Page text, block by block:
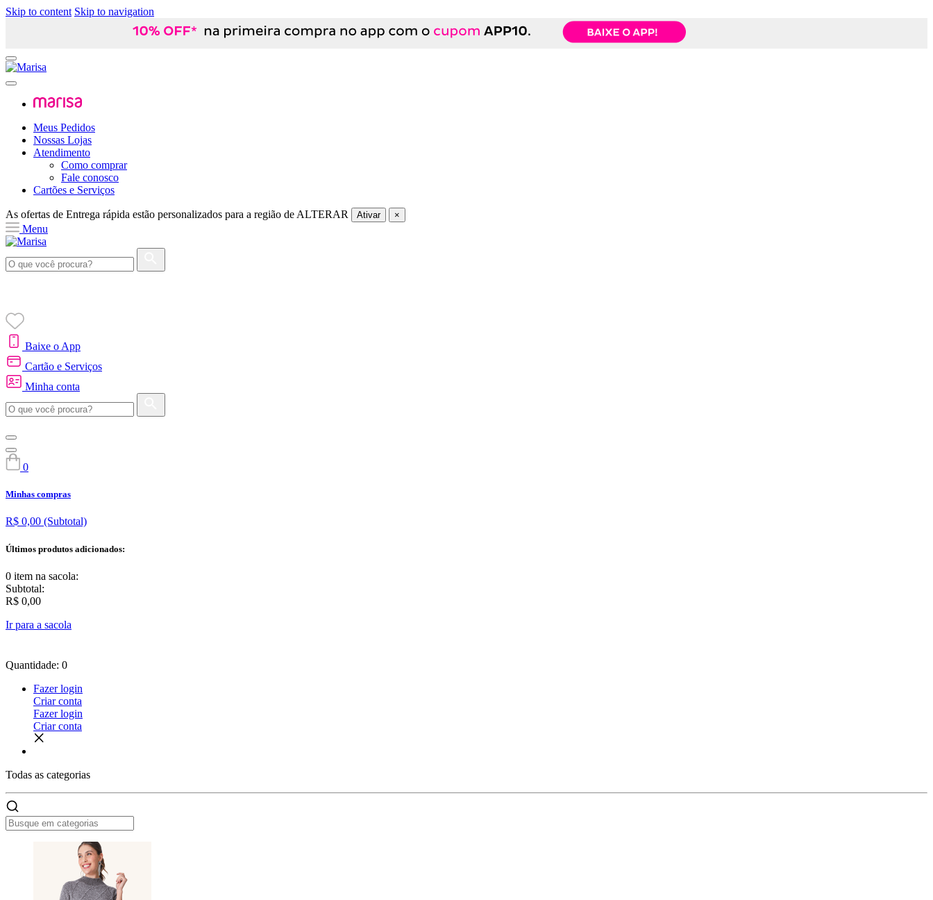
Skip to content Skip to navigation
Meus Pedidos
Nossas Lojas
Atendimento
Como comprar
Fale conosco
Cartões e Serviços
As ofertas de Entrega rápida estão personalizados para a região de ALTERAR Ativar ×
Menu
Baixe o App
Cartão e Serviços
Minha conta
0
Minhas compras
R$ 0,00 (Subtotal)
Últimos produtos adicionados:
0 item na sacola:
Subtotal:
R$ 0,00
Ir para a sacola
Quantidade: 0
Fazer login
Criar conta
Fazer login
Criar conta
Todas as categorias